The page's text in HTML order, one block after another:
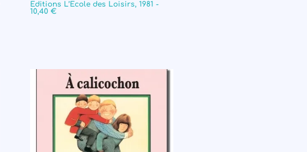
Editions L’Ecole des Loisirs, 1981 -
10,40 €